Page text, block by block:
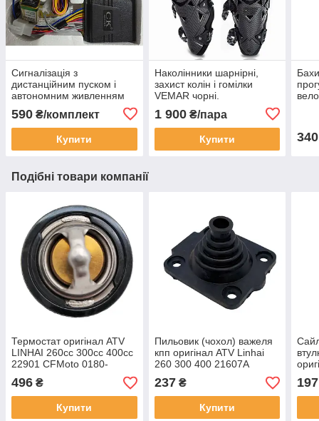
Сигналізація з
дистанційним пуском і
автономним живленням
590 ₴/комплект
Купити
Наколінники шарнірні,
захист колін і гомілки
VEMAR чорні.
1 900₴/пара
Купити 340
Подібні товари компанії
Термостат оригінал ATV
LINHAI 260cc 300cc 400cc
22901 CFMoto 0180-
022810 POLARIS 3084940
та інші
496 ₴
Купити
Пильовик (чохол) важеля
кпп оригінал ATV Linhai
260 300 400 21607A
237₴
Купити
300
197